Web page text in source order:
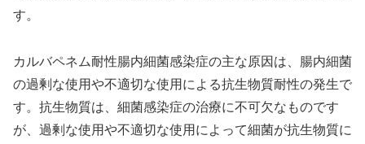
す。
カルバペネム耐性腸内細菌感染症の主な原因は、腸内細菌
の過剰な使用や不適切な使用による抗生物質耐性の発生で
す。抗生物質は、細菌感染症の治療に不可欠なものです
が、過剰な使用や不適切な使用によって細菌が抗生物質に